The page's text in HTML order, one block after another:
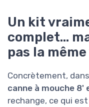
Un kit
complet…
pas la
Concrètement,
canne à mouche 8'
rechange, ce qui